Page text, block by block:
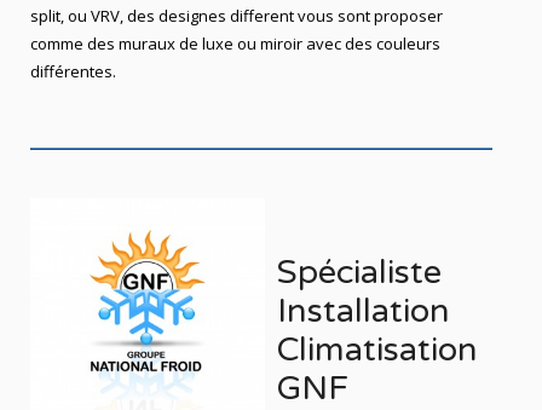
split, ou VRV, des designes different vous sont proposer
comme des muraux de luxe ou miroir avec des couleurs
différentes.
Spécialiste
Installation
Climatisation
GNF